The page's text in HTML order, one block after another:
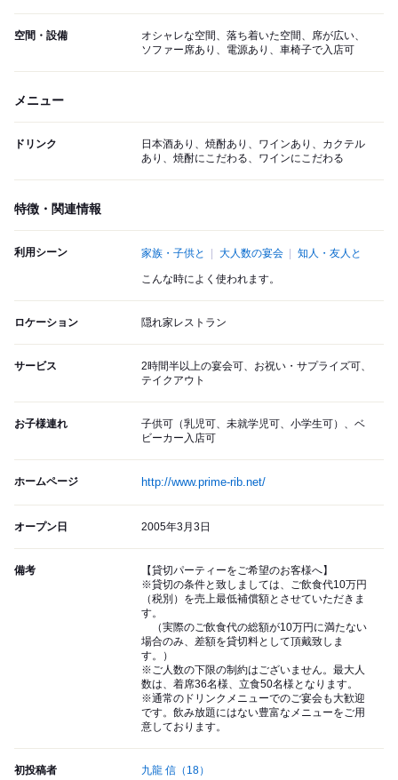
空間・設備
オシャレな空間、落ち着いた空間、席が広い、
ソファー席あり、電源あり、車椅子で入店可
メニュー
ドリンク
日本酒あり、焼酎あり、ワインあり、カクテル
あり、焼酎にこだわる、ワインにこだわる
特徴・関連情報
利用シーン 家族・子供と 大人数の宴会 知人・友人と
こんな時によく使われます。
ロケーション 隠れ家レストラン
サービス
2時間半以上の宴会可、お祝い・サプライズ可、
テイクアウト
お子様連れ
子供可（乳児可、未就学児可、小学生可）、ベ
ビーカー入店可
ホームページ http://www.prime-rib.net/
オープン日 2005年3月3日
備考
【貸切パーティーをご希望のお客様へ】
※貸切の条件と致しましては、ご飲食代10万円
（税別）を売上最低補償額とさせていただきま
す。
（実際のご飲食代の総額が10万円に満たない
場合のみ、差額を貸切料として頂戴致しま
す。）
※ご人数の下限の制約はございません。最大人
数は、着席36名様、立食50名様となります。
※通常のドリンクメニューでのご宴会も大歓迎
です。飲み放題にはない豊富なメニューをご用
意しております。
初投稿者 九龍 信 （18）